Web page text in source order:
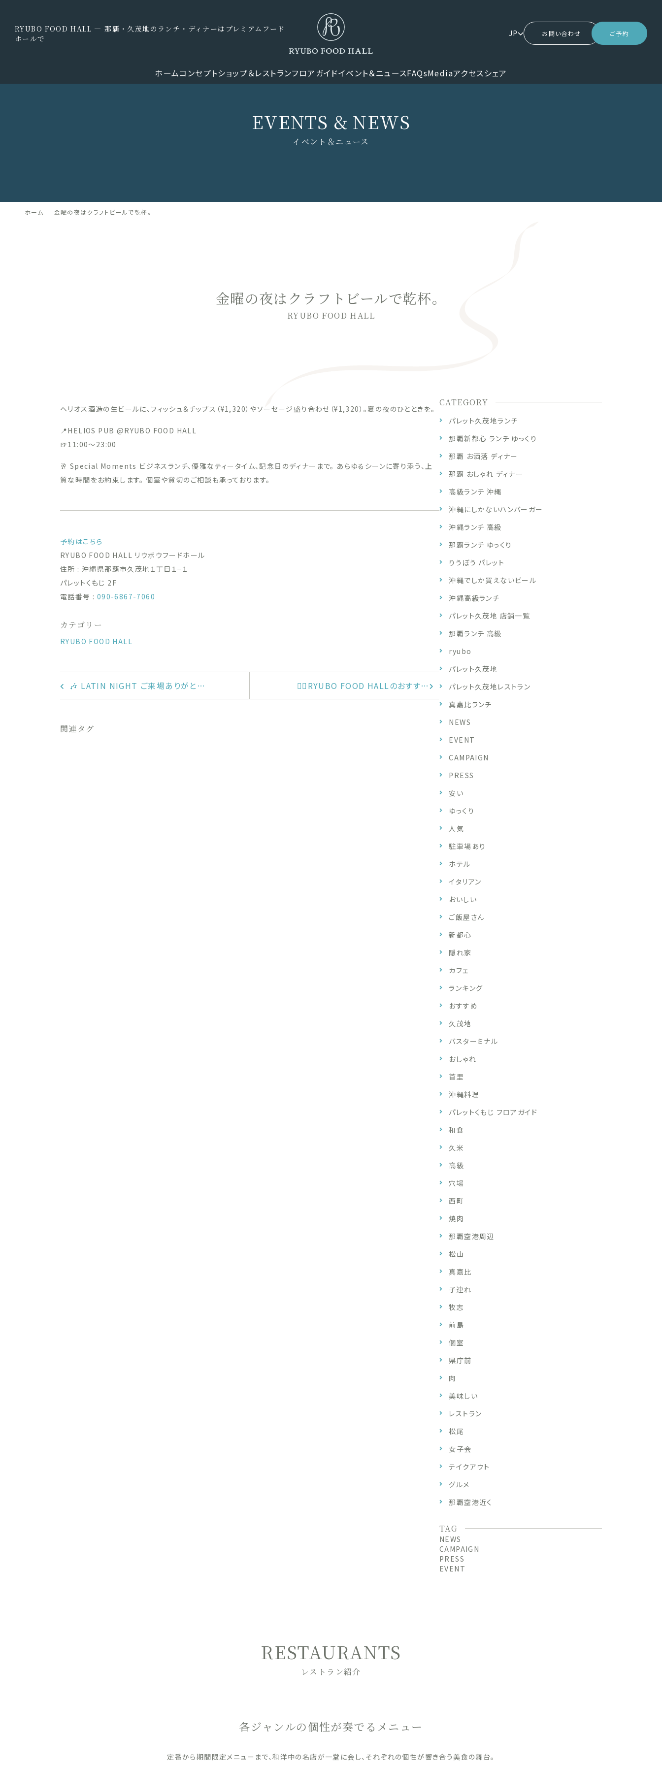
RYUBO FOOD HALL — 那覇・久茂地のランチ・ディナーはプレミアムフード
ホールで
JP お問い合わせ ご予約
ホームコンセプトショップ＆レストランフロアガイドイベント＆ニュースFAQsMediaアクセス シェア
EVENTS & NEWS
イベント＆ニュース
ホーム 金曜の夜はクラフトビールで乾杯。
金曜の夜はクラフトビールで乾杯。
RYUBO FOOD HALL
ヘリオス酒造の生ビールに、フィッシュ＆チップス（¥1,320）やソーセージ盛り合わせ（¥1,320）。夏の夜のひとときを。
📍HELIOS PUB @RYUBO FOOD HALL
🍺11:00〜23:00
🥂 Special Moments ビジネスランチ、優雅なティータイム、記念日のディナーまで。 あらゆるシーンに寄り添う、上
質な時間をお約束します。 個室や貸切のご相談も承っております。
予約はこちら
RYUBO FOOD HALL リウボウフードホール
住所 : 沖縄県那覇市久茂地１丁目１−１
パレットくもじ 2F
電話番号 : 090-6867-7060
カテゴリー
RYUBO FOOD HALL
🎶 LATIN NIGHT ご来場ありがと… 🧚‍♀️RYUBO FOOD HALLのおすす…
関連タグ
CATEGORY
パレット久茂地ランチ
那覇新都心 ランチ ゆっくり
那覇 お洒落 ディナー
那覇 おしゃれ ディナー
高級ランチ 沖縄
沖縄にしかないハンバーガー
沖縄ランチ 高級
那覇ランチ ゆっくり
りうぼう パレット
沖縄でしか買えないビール
沖縄高級ランチ
パレット久茂地 店舗一覧
那覇ランチ 高級
ryubo
パレット久茂地
パレット久茂地レストラン
真嘉比ランチ
NEWS
EVENT
CAMPAIGN
PRESS
安い
ゆっくり
人気
駐車場あり
ホテル
イタリアン
おいしい
ご飯屋さん
新都心
隠れ家
カフェ
ランキング
おすすめ
久茂地
バスターミナル
おしゃれ
首里
沖縄料理
パレットくもじ フロアガイド
和食
久米
高級
穴場
西町
焼肉
那覇空港周辺
松山
真嘉比
子連れ
牧志
前島
個室
県庁前
肉
美味しい
レストラン
松尾
女子会
テイクアウト
グルメ
那覇空港近く
TAG
NEWS
CAMPAIGN
PRESS
EVENT
RESTAURANTS
レストラン紹介
各ジャンルの個性が奏でるメニュー
定番から期間限定メニューまで、和洋中の名店が一堂に会し、それぞれの個性が響き合う美食の舞台。